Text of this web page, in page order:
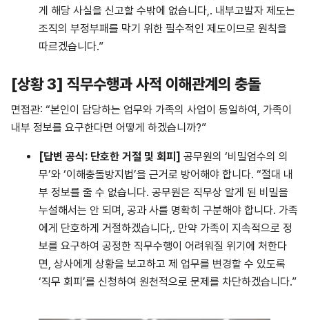
게 해당 사실을 신고할 수밖에 없습니다,. 내부고발자 제도는
조직의 부정부패를 막기 위한 필수적인 제도이므로 원칙을
따르겠습니다.”
[상황 3] 직무수행과 사적 이해관계의 충돌
면접관: “본인이 담당하는 업무와 가족의 사업이 동일하여, 가족이
내부 정보를 요구한다면 어떻게 하겠습니까?”
[답변 공식: 단호한 거절 및 회피 ] 공무원의 ‘비밀엄수의 의
무’와 ‘이해충돌방지법’을 근거로 방어해야 합니다. “절대 내
부 정보를 줄 수 없습니다. 공무원은 직무상 알게 된 비밀을
누설해서는 안 되며, 공과 사를 명확히 구분해야 합니다. 가족
에게 단호하게 거절하겠습니다,. 만약 가족이 지속적으로 정
보를 요구하여 공정한 직무수행이 어려워질 위기에 처한다
면, 상사에게 상황을 보고하고 제 업무를 변경할 수 있도록
‘직무 회피’를 신청하여 원천적으로 문제를 차단하겠습니다.”